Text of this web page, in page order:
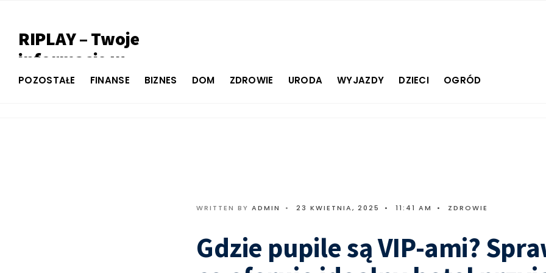
RIPLAY – Twoje
informacje w
jednym miejscu
POZOSTAŁE FINANSE BIZNES DOM ZDROWIE URODA WYJAZDY DZIECI OGRÓD
WRITTEN BY ADMIN • 23 KWIETNIA, 2025 • 11:41 AM • ZDROWIE
Gdzie pupile są VIP-ami?